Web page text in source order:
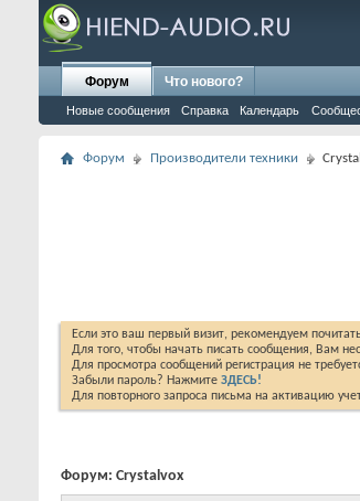
Форум
Новые сообщения Справка Календарь
Что нового?
Форум Производители техники
Если это ваш первый визит, рекомендуем
Для того, чтобы начать писать сообщения, Вам
Для просмотра сообщений регистрация не
Забыли пароль? Нажмите ЗДЕСЬ!
Для повторного запроса письма на активацию
Форум: Crystalvox